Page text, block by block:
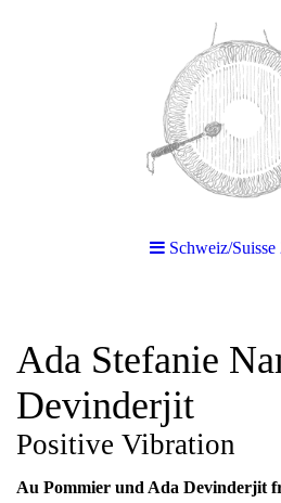
Schweiz/
Ada Stefanie
Devinderjit
Positive Vibration
Au Pommier und Ada Devinderjit